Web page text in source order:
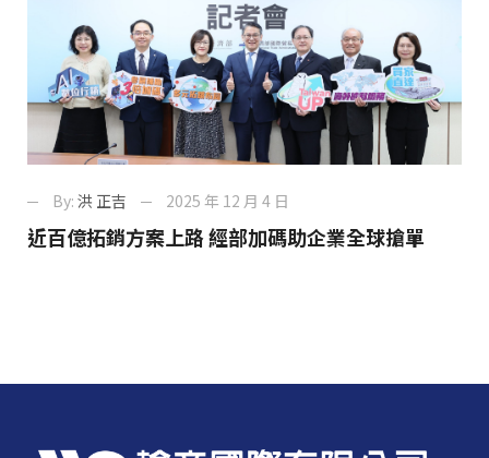
By: 洪 正吉 2025 年 12 月 4 日
近百億拓銷方案上路 經部加碼助企業全球搶單